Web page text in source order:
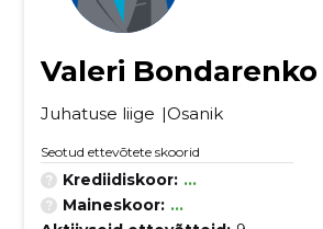
Valeri Bondarenko
Juhatuse liige
Osanik
Seotud ettevõtete skoorid
Krediidiskoor: ...
Maineskoor: ...